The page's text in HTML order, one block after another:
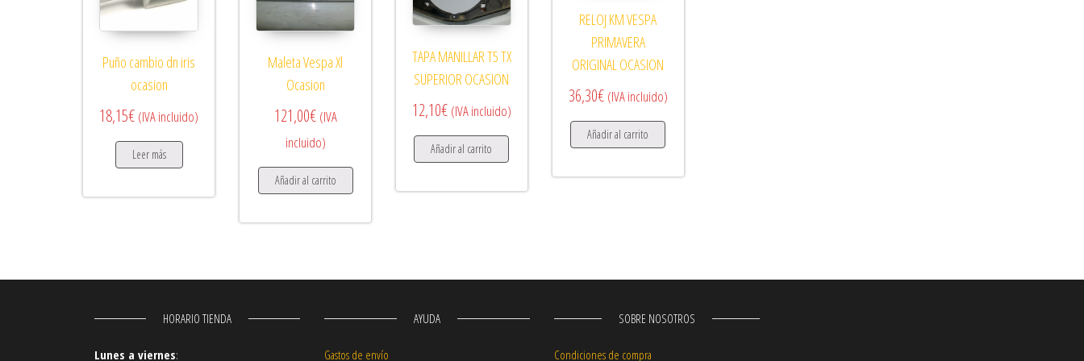
Puño cambio dn iris
ocasion
18,15€ (IVA incluido)
Leer más
Maleta Vespa Xl
Ocasion
121,00€ (IVA
incluido)
Añadir al carrito
TAPA MANILLAR T5 TX
SUPERIOR OCASION
12,10€ (IVA incluido)
Añadir al carrito
RELOJ KM VESPA
PRIMAVERA
ORIGINAL OCASION
36,30€ (IVA incluido)
Añadir al carrito
HORARIO TIENDA
Lunes a viernes:
AYUDA
Gastos de envío
SOBRE NOSOTROS
Condiciones de compra